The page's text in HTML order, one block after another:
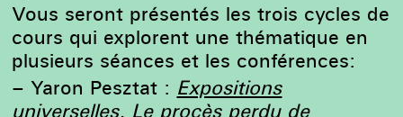
Vous seront présentés les trois cycles de
cours qui explorent une thématique en
plusieurs séances et les conférences:
– Yaron Pesztat : Expositions
universelles. Le procès perdu de